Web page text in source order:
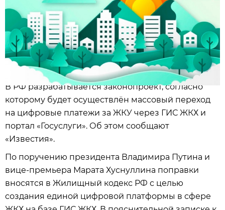
В РФ разрабатывается законопроект, согласно
которому будет осуществлён массовый переход
на цифровые платежи за ЖКУ через ГИС ЖКХ и
портал «Госуслуги». Об этом сообщают
«Известия».
По поручению президента Владимира Путина и
вице-премьера Марата Хуснуллина поправки
вносятся в Жилищный кодекс РФ с целью
создания единой цифровой платформы в сфере